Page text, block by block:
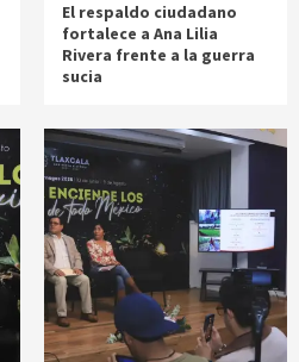
El respaldo ciudadano
fortalece a Ana Lilia
Rivera frente a la guerra
sucia